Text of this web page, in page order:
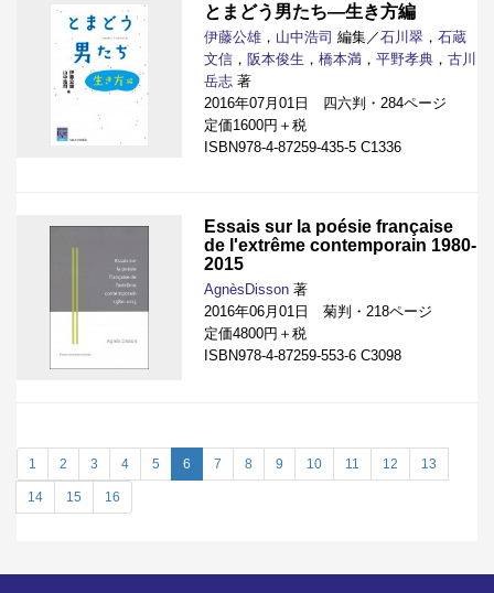
とまどう男たち―生き方編
伊藤公雄 ， 山中浩司 編集／石川翠 ， 石蔵
文信 ， 阪本俊生 ， 橋本満 ， 平野孝典 ， 古川
岳志 著
2016年07月01日 四六判・284ページ
定価1600円＋税
ISBN978-4-87259-435-5 C1336
Essais sur la poésie française
de l'extrême contemporain 1980-
2015
AgnèsDisson 著
2016年06月01日 菊判・218ページ
定価4800円＋税
ISBN978-4-87259-553-6 C3098
1 2 3 4 5 6 7 8 9 10 11 12 13
14 15 16